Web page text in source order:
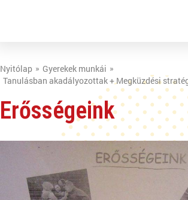
Nyitólap
Gyerekek munkái
Tanulásban akadályozottak + Megküzdési
Erősségeink